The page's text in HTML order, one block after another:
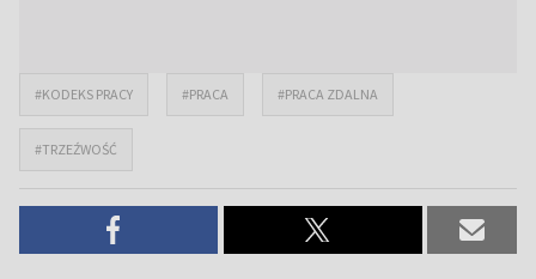
#KODEKS PRACY #PRACA #PRACA ZDALNA
#TRZEŹWOŚĆ